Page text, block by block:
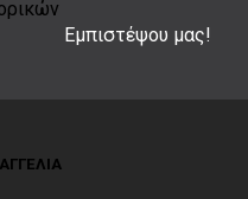
Εμπιστέψου μας!